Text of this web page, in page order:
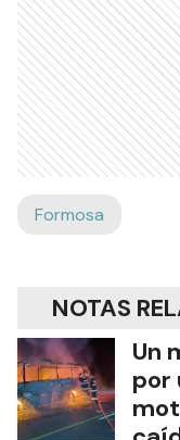
Formosa
NOTAS
Un
por